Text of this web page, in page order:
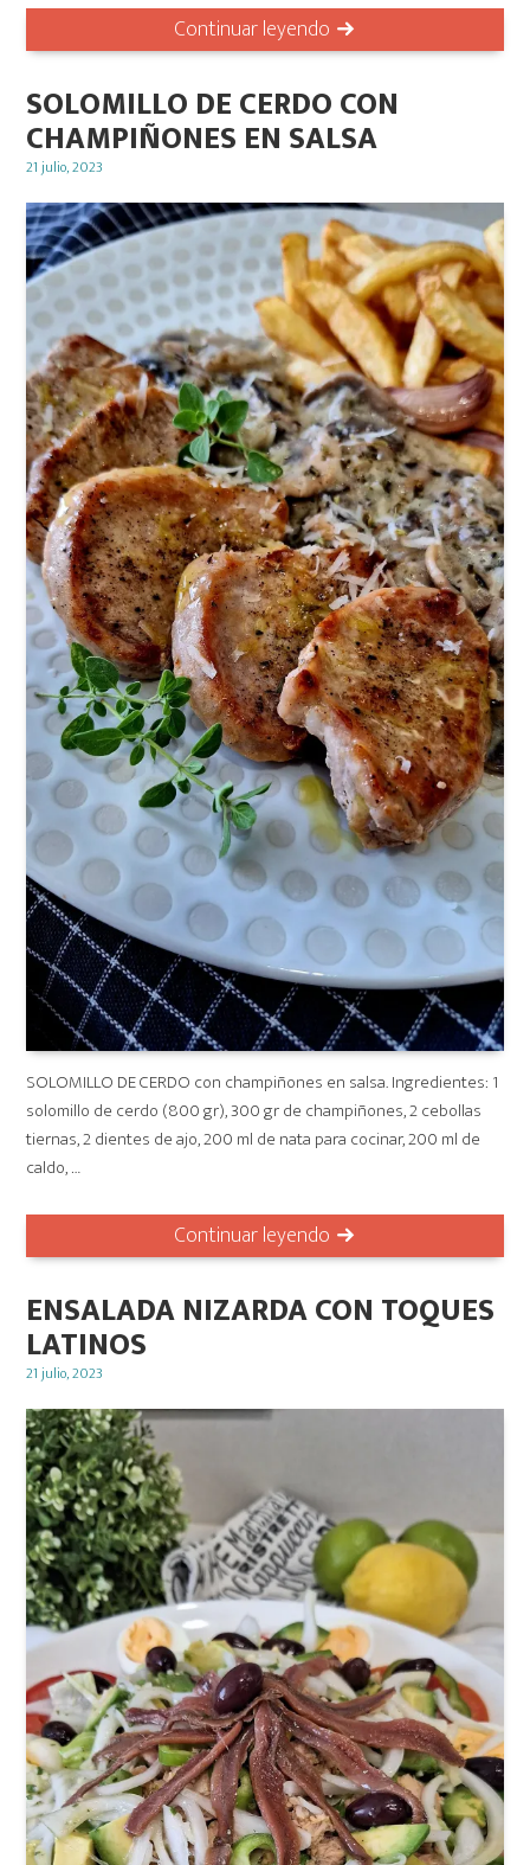
Continuar leyendo
SOLOMILLO DE CERDO CON
CHAMPIÑONES EN SALSA
Posted
21 julio, 2023
SOLOMILLO DE CERDO con champiñones en salsa. Ingredientes: 1
solomillo de cerdo (800 gr), 300 gr de champiñones, 2 cebollas
tiernas, 2 dientes de ajo, 200 ml de nata para cocinar, 200 ml de
caldo, …
Continuar leyendo
ENSALADA NIZARDA CON TOQUES
LATINOS
Posted
21 julio, 2023